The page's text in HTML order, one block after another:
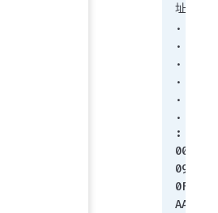
址.
. .
. .
. .
. .
. .
. .
:
00-
09-
0F-
AA-